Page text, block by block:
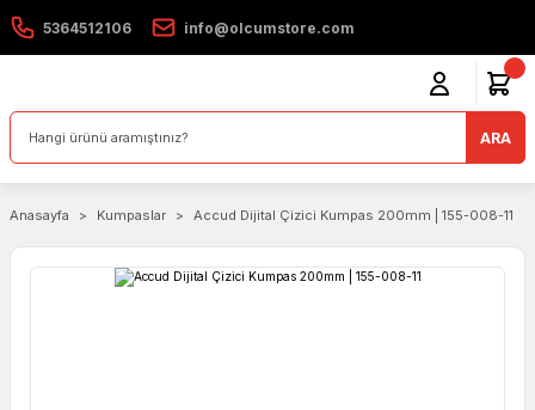
5364512106 info@olcumstore.com
ARA
Anasayfa Kumpaslar Accud Dijital Çizici Kumpas 200mm | 155-008-11